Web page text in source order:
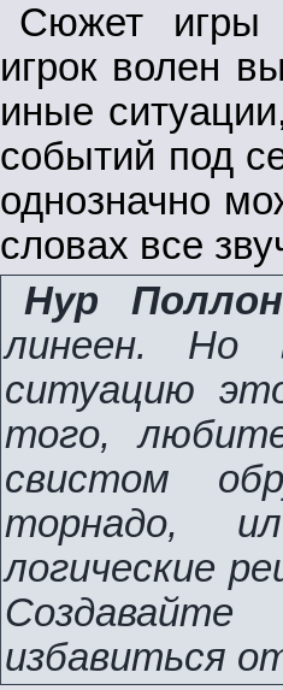
Сюжет игры
игрок волен
иные
событий под
однозначно
словах все
Нур
линеен. Но
ситуацию
того,
свистом
торнадо,
логические
избавиться